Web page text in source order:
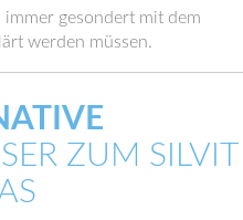
gesondert mit dem
werden müssen.
ZUM SILVIT